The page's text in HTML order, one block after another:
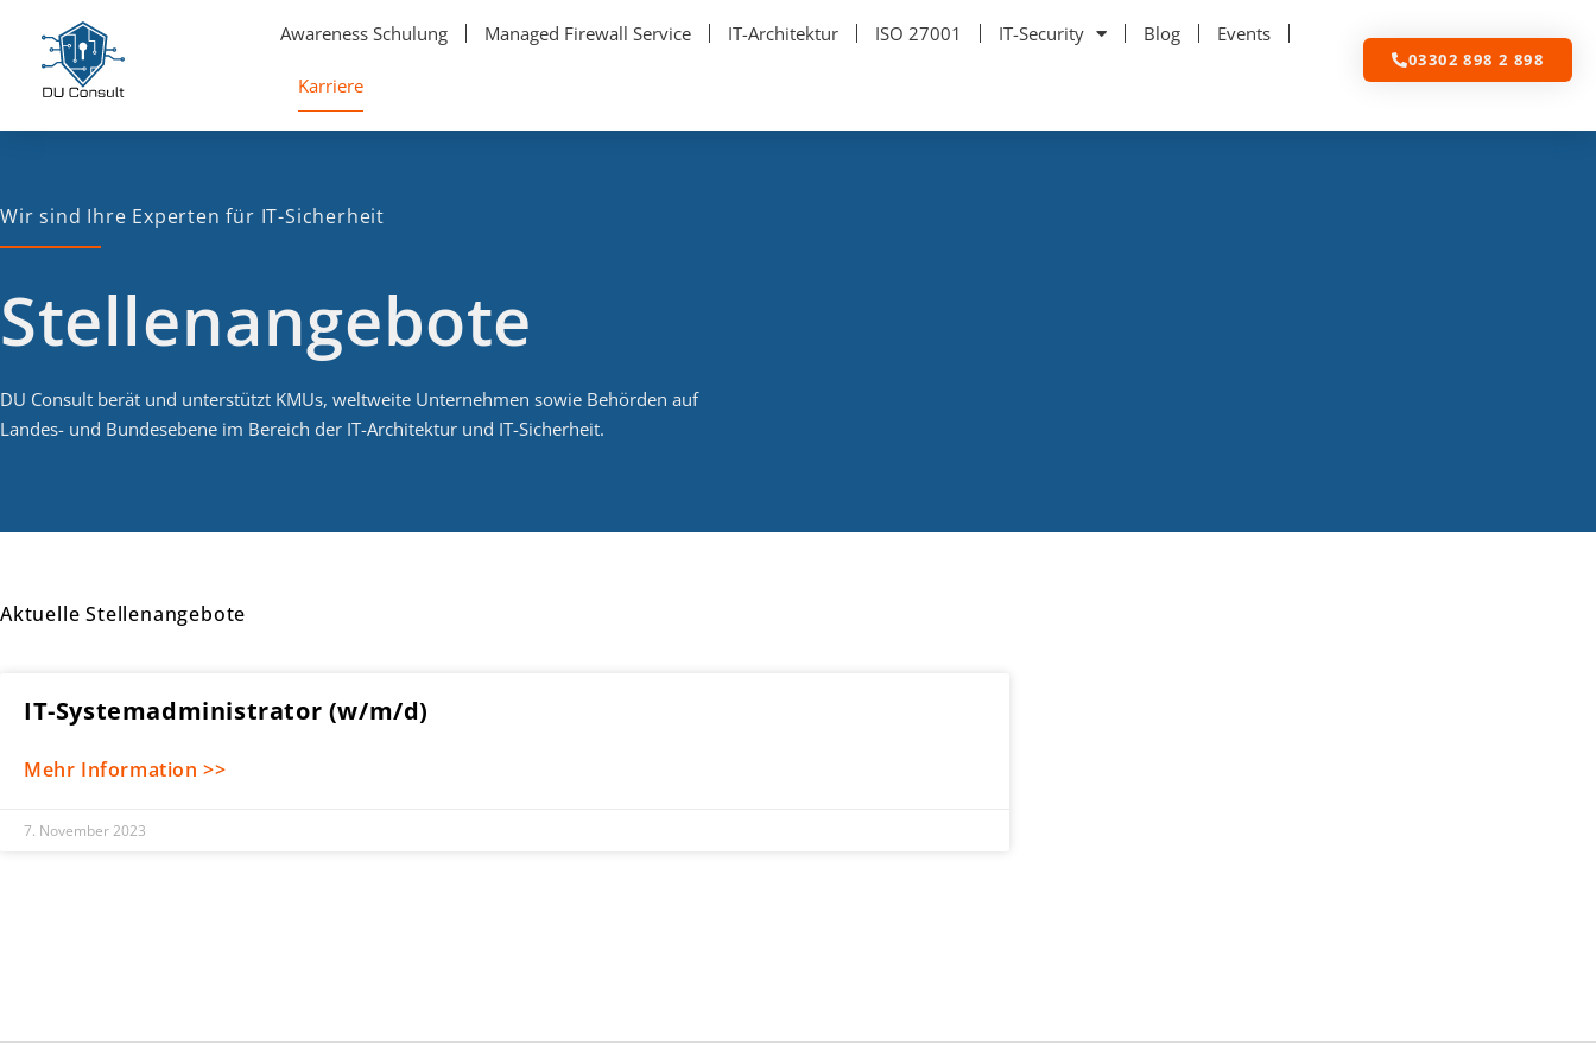
Awareness Schulung Managed Firewall Service IT-Architektur ISO 27001 IT-Security Blog Events
Karriere
03302 898 2 898
Wir sind Ihre Experten für IT-Sicherheit
Stellenangebote
DU Consult berät und unterstützt KMUs, weltweite Unternehmen sowie Behörden auf
Landes- und Bundesebene im Bereich der IT-Architektur und IT-Sicherheit.
Aktuelle Stellenangebote
IT-Systemadministrator (w/m/d)
Mehr Information >>
7. November 2023